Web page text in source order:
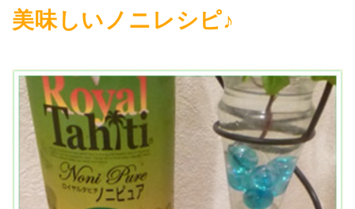
美味しいノニレシピ♪